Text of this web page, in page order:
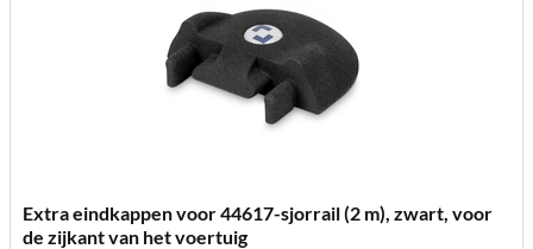
Extra eindkappen voor 44617-sjorrail (2 m), zwart, voor
de zijkant van het voertuig